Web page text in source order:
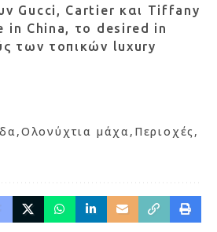
Gucci, Cartier και Tiffany
in China, το desired in
των τοπικών luxury
Ολονύχτια μάχα Περιοχές